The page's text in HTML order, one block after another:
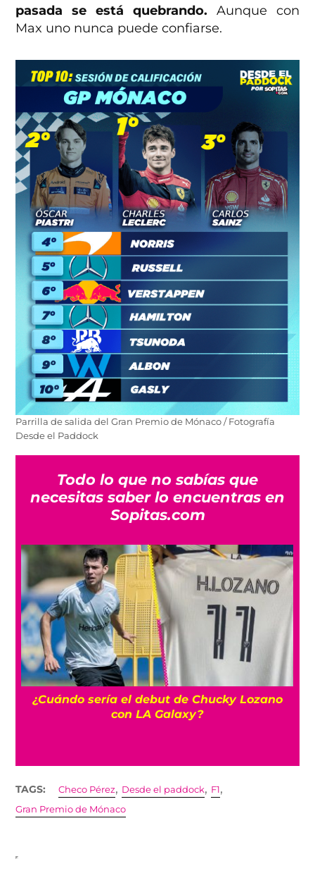
pasada se está quebrando. Aunque con
Max uno nunca puede confiarse.
Parrilla de salida del Gran Premio de Mónaco / Fotografía
Desde el Paddock
Todo lo que no sabías que
necesitas saber lo encuentras en
Sopitas.com
¿Cuándo sería el debut de Chucky Lozano
con LA Galaxy?
TAGS: Checo Pérez, Desde el paddock, F1,
Gran Premio de Mónaco